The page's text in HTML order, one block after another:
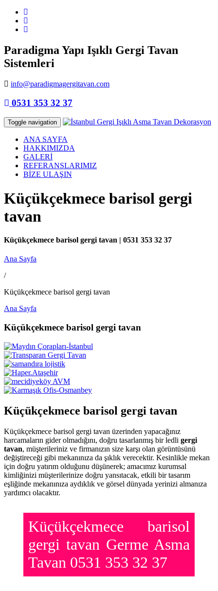
Paradigma Yapı Işıklı Gergi Tavan
Sistemleri
info@paradigmagergitavan.com
0531 353 32 37
Toggle navigation
ANA SAYFA
HAKKIMIZDA
GALERİ
REFERANSLARIMIZ
BİZE ULAŞIN
Küçükçekmece barisol gergi
tavan
Küçükçekmece barisol gergi tavan | 0531 353 32 37
Ana Sayfa
/
Küçükçekmece barisol gergi tavan
Ana Sayfa
Küçükçekmece barisol gergi tavan
Küçükçekmece barisol gergi tavan
Küçükçekmece barisol gergi tavan üzerinden yapacağınız
harcamaların gider olmadığını, doğru tasarlanmış bir ledli gergi
tavan, müşterileriniz ve firmanızın size karşı olan görüntüsünü
değiştireceği gibi mekanınıza da şıklık verecektir. Kesinlikle mekan
için doğru yatırım olduğunu düşünerek; amacımız kurumsal
kimliğinizi müşterilerinize doğru yansıtacak, etkili bir tasarım
eşliğinde mekanınıza aydıklık ve görsel dünyada yerinizi almanıza
yardımcı olacaktır.
Küçükçekmece barisol
gergi tavan Germe Asma
Tavan 0531 353 32 37